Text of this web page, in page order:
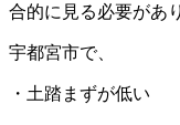
合的に見る必要があ
宇都宮市で、
・土踏まずが低い